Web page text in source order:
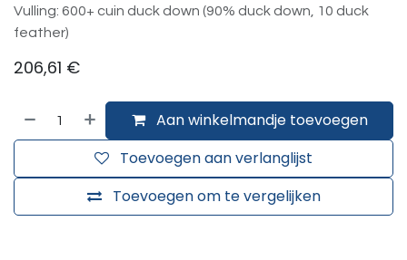
Vulling: 600+ cuin duck down (90% duck down, 10 duck
feather)
206,61 €
Aan winkelmandje toevoegen
Toevoegen om te vergelijken
Toevoegen aan verlanglijst